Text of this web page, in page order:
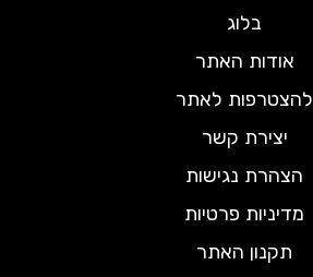
בלוג
אודות האתר
להצטרפות לאתר
יצירת קשר
הצהרת נגישות
מדיניות פרטיות
תקנון האתר